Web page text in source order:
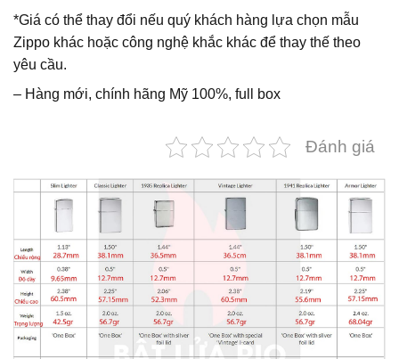
*Giá có thể thay đổi nếu quý khách hàng lựa chọn mẫu
Zippo khác hoặc công nghệ khắc khác để thay thế theo
yêu cầu.
– Hàng mới, chính hãng Mỹ 100%, full box
Đánh giá